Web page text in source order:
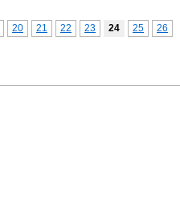
20 21 22 23 24 25
26